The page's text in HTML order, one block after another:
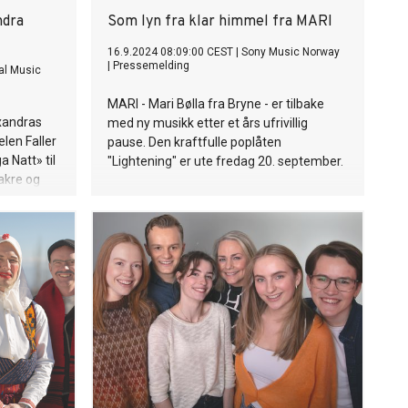
spiller
seg
er
Music
Faller
Natt» til
og
godt
om
og
trosser
Tom
Som lyn fra klar himmel fra MARI
16.9.2024 08:09:00 CEST
Sony Music Norway
Pressemelding
MARI - Mari Bølla fra Bryne - er tilbake
med ny musikk etter et års ufrivillig
pause. Den kraftfulle poplåten
"Lightening" er ute fredag 20. september.